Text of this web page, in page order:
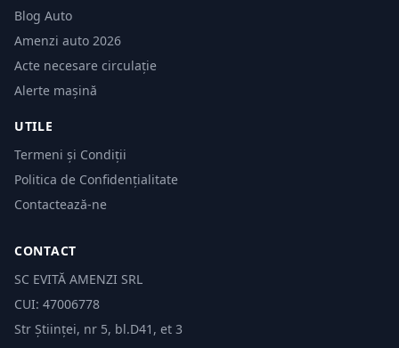
Blog Auto
Amenzi auto 2026
Acte necesare circulație
Alerte mașină
UTILE
Termeni și Condiții
Politica de Confidențialitate
Contactează-ne
CONTACT
SC EVITĂ AMENZI SRL
CUI: 47006778
Str Științei, nr 5, bl.D41, et 3